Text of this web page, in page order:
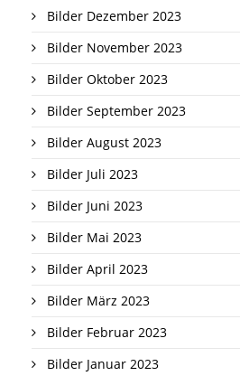
Bilder Dezember 2023
Bilder November 2023
Bilder Oktober 2023
Bilder September 2023
Bilder August 2023
Bilder Juli 2023
Bilder Juni 2023
Bilder Mai 2023
Bilder April 2023
Bilder März 2023
Bilder Februar 2023
Bilder Januar 2023